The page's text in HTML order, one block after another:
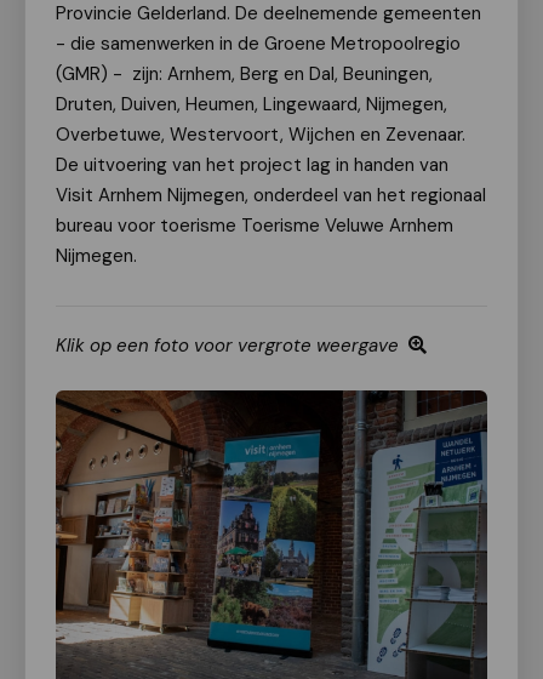
Provincie Gelderland. De deelnemende gemeenten
- die samenwerken in de Groene Metropoolregio
(GMR) - zijn: Arnhem, Berg en Dal, Beuningen,
Druten, Duiven, Heumen, Lingewaard, Nijmegen,
Overbetuwe, Westervoort, Wijchen en Zevenaar.
De uitvoering van het project lag in handen van
Visit Arnhem Nijmegen, onderdeel van het regionaal
bureau voor toerisme Toerisme Veluwe Arnhem
Nijmegen.
Klik op een foto voor vergrote weergave